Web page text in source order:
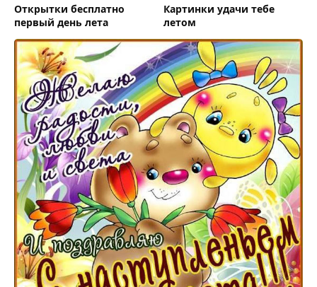
Открытки бесплатно
первый день лета
Картинки удачи тебе
летом